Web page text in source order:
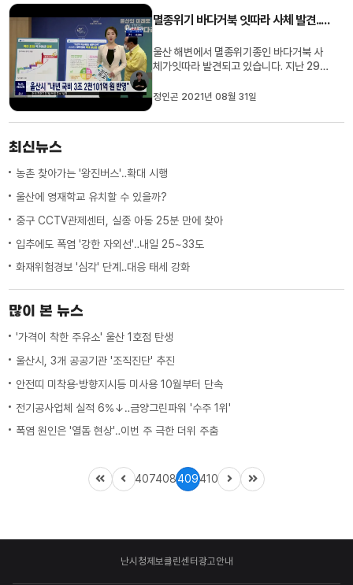
119에 신고해달라고 요청했습니다. 올해멸종위기 바다거북 잇따라 사체 발견..부검 예정
울산 해변에서 멸종위기종인 바다거북 사
체가잇따라 발견되고 있습니다. 지난 29일
위기종으로 지정된 푸른바다거북의 사체가
강동 판지항 갯바위에서 해양보호생물인
정인곤 2021년 08월 31일
최신뉴스
농촌 찾아가는 '왕진버스'‥확대 시행
울산에 영재학교 유치할 수 있을까?
중구 CCTV관제센터, 실종 아동 25분 만에 찾아
입추에도 폭염 '강한 자외선'‥내일 25~33도
화재위험경보 '심각' 단계‥대응 태세 강화
많이 본 뉴스
'가격이 착한 주유소' 울산 1호점 탄생
울산시, 3개 공공기관 '조직진단' 추진
안전띠 미착용·방향지시등 미사용 10월부터 단속
전기공사업체 실적 6%↓‥금양그린파워 '수주 1위'
폭염 원인은 '열돔 현상'‥이번 주 극한 더위 주춤
407408409410
난시청제보클린센터광고안내